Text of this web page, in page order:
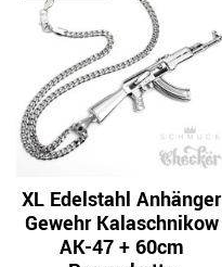
XL Edelstahl Anhänger
Gewehr Kalaschnikow
AK-47 + 60cm